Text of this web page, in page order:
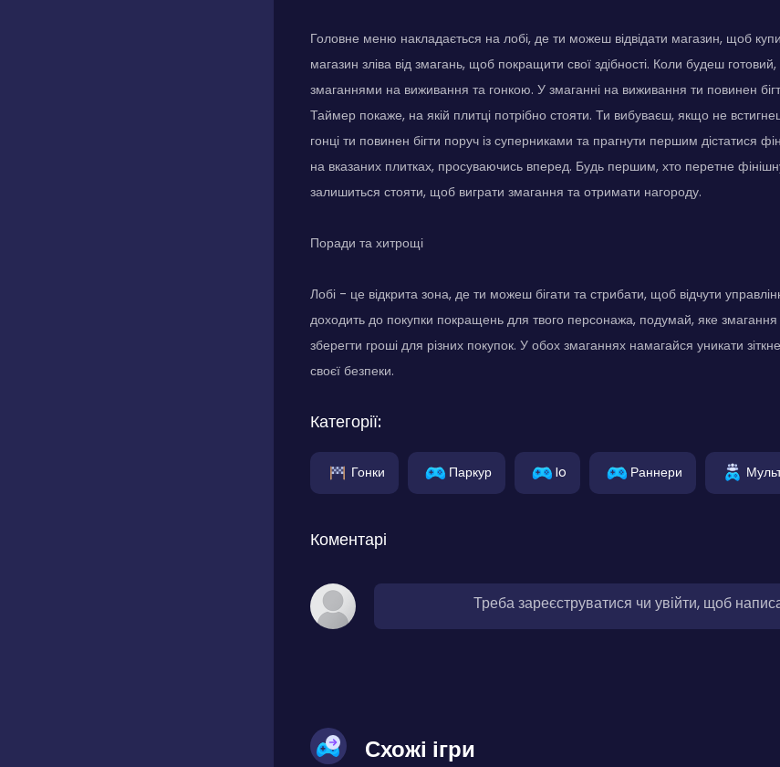
Головне меню накладається на лобі, де ти можеш відвідати магазин, щоб
магазин зліва від змагань, щоб покращити свої здібності. Коли будеш
змаганнями на виживання та гонкою. У змаганні на виживання ти повинен
Таймер покаже, на якій плитці потрібно стояти. Ти вибуваєш, якщо не
гонці ти повинен бігти поруч із суперниками та прагнути першим дістатися
на вказаних плитках, просуваючись вперед. Будь першим, хто перетне
залишиться стояти, щоб виграти змагання та отримати нагороду.
Поради та хитрощі
Лобі - це відкрита зона, де ти можеш бігати та стрибати, щоб відчути
доходить до покупки покращень для твого персонажа, подумай, яке
зберегти гроші для різних покупок. У обох змаганнях намагайся уникати
своєї безпеки.
Категорії:
Гонки Паркур Io Раннери
Коментарі
Треба зареєструватися чи увійти, щоб
Схожі ігри